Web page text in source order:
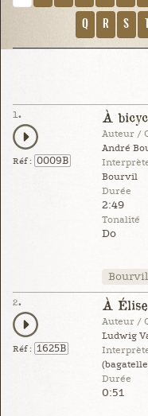
Q R S
1.
Réf : 0009B
À
Auteur /
André
Bourvil
Durée
2:49
Tonalité
Do
Bourvil
2.
Réf : 1625B
À
Auteur /
Ludwig
Durée
0:51